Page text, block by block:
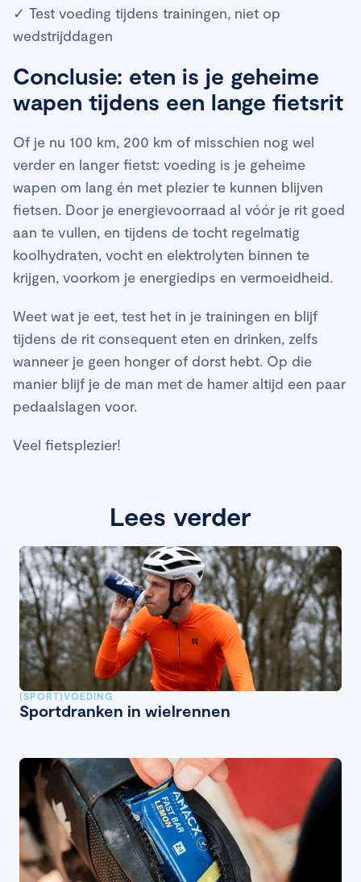
✓ Test voeding tijdens trainingen, niet op
wedstrijddagen
Conclusie: eten is je geheime
wapen tijdens een lange fietsrit
Of je nu 100 km, 200 km of misschien nog wel
verder en langer fietst: voeding is je geheime
wapen om lang én met plezier te kunnen blijven
fietsen. Door je energievoorraad al vóór je rit goed
aan te vullen, en tijdens de tocht regelmatig
koolhydraten, vocht en elektrolyten binnen te
krijgen, voorkom je energiedips en vermoeidheid.
Weet wat je eet, test het in je trainingen en blijf
tijdens de rit consequent eten en drinken, zelfs
wanneer je geen honger of dorst hebt. Op die
manier blijf je de man met de hamer altijd een paar
pedaalslagen voor.
Veel fietsplezier!
Lees verder
(SPORT)VOEDING
Sportdranken in wielrennen